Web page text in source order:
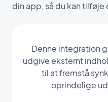
din app, så du kan tilføje
Denne integration
udgive eksternt
til at fremstå
oprindelige